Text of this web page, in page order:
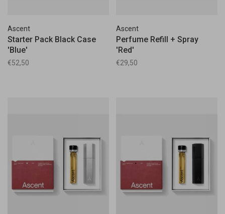
Ascent
Starter Pack Black Case
'Blue'
€52,50
Ascent
Perfume Refill + Spray
'Red'
€29,50